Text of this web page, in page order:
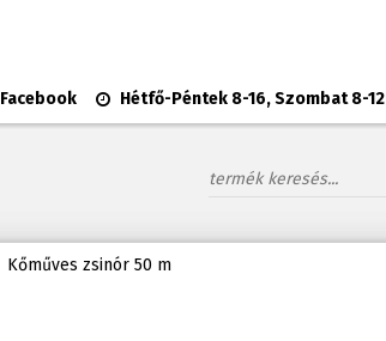
Facebook Hétfő-Péntek 8-16, Szombat 8-12
Kőműves zsinór 50 m